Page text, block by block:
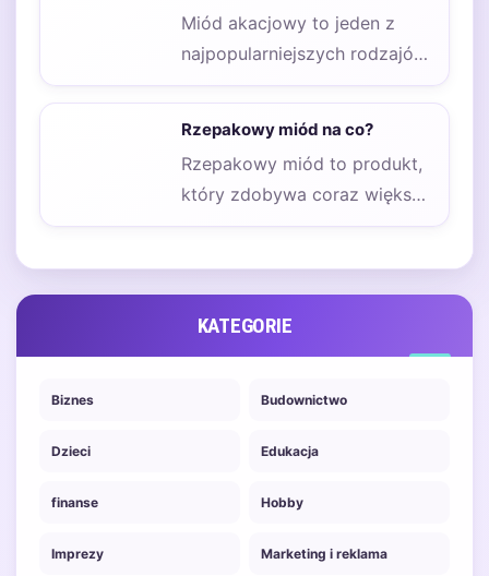
Miód akacjowy to jeden z
najpopularniejszych rodzajów
miodu, który zdobył uznanie
Rzepakowy miód na co?
Rzepakowy miód to produkt,
który zdobywa coraz większą
popularność ze względu na
KATEGORIE
Biznes Budownictwo
Dzieci Edukacja
finanse Hobby
Imprezy Marketing i reklama